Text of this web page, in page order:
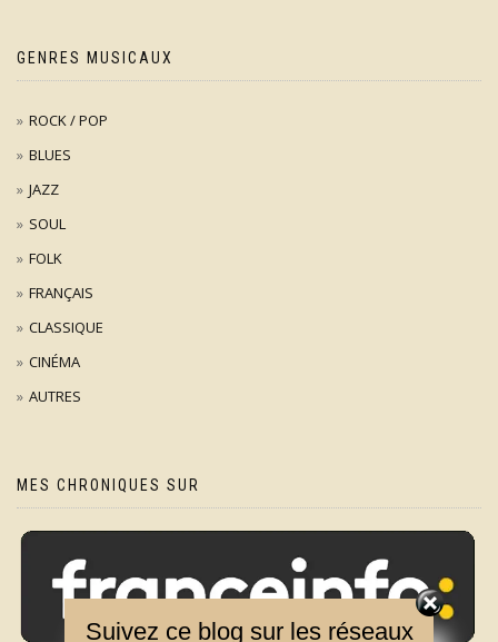
GENRES MUSICAUX
ROCK / POP
BLUES
JAZZ
SOUL
FOLK
FRANÇAIS
CLASSIQUE
CINÉMA
AUTRES
MES CHRONIQUES SUR
Suivez ce blog sur les réseaux